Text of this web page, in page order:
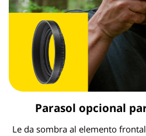
Parasol opcional
Le da sombra al elemento